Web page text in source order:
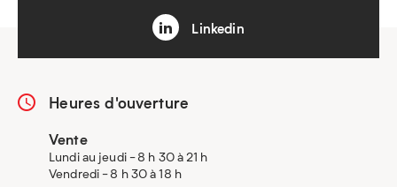
Linkedin
Heures d'ouverture
Vente
Lundi au jeudi - 8 h 30 à 21 h
Vendredi - 8 h 30 à 18 h